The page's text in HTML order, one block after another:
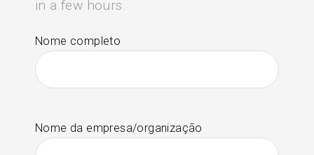
in a few hours.
Nome completo
Nome da empresa/organização